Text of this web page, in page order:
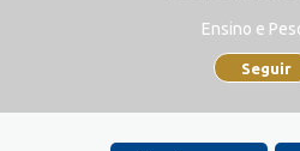
Ensino e
Seguir